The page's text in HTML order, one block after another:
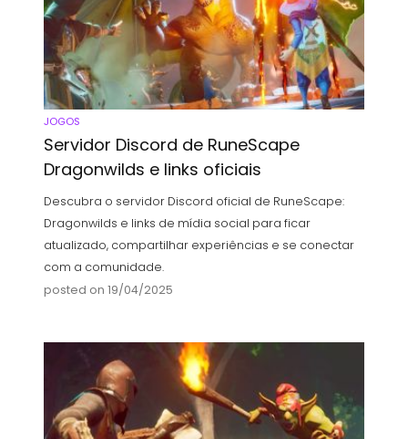
JOGOS
Servidor Discord de RuneScape
Dragonwilds e links oficiais
Descubra o servidor Discord oficial de RuneScape:
Dragonwilds e links de mídia social para ficar
atualizado, compartilhar experiências e se conectar
com a comunidade.
posted on 19/04/2025